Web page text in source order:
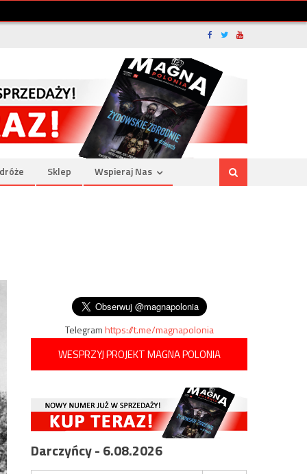
Sklep Wspieraj Nas
Telegramhttps://t.me/magnapolonia
WESPRZYJ PROJEKT MAGNA POLONIA
Darczyńcy - 6.08.2026